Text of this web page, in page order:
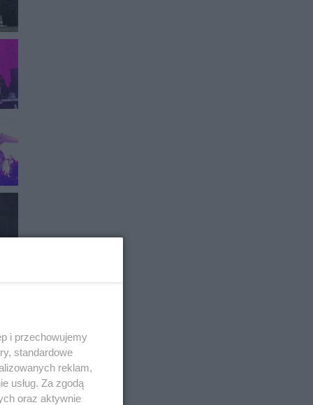
i przechowujemy
standardowe
reklam,
usług. Za zgodą
oraz aktywnie